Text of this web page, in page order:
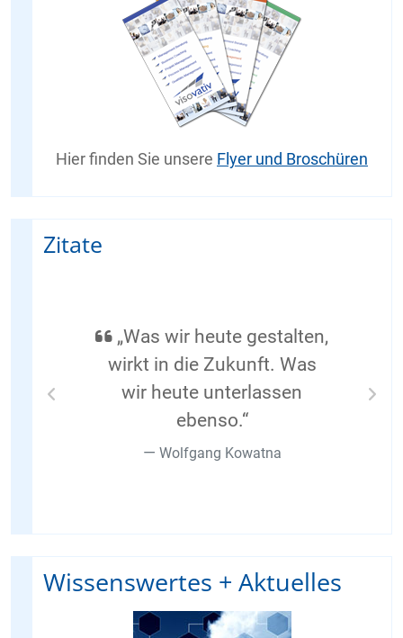
Hier finden Sie unsere Flyer und Broschüren
Zitate
„Was wir heute gestalten,
wirkt in die Zukunft. Was
wir heute unterlassen
ebenso.“
Wolfgang Kowatna
Previous
Wissenswertes + Aktuelles